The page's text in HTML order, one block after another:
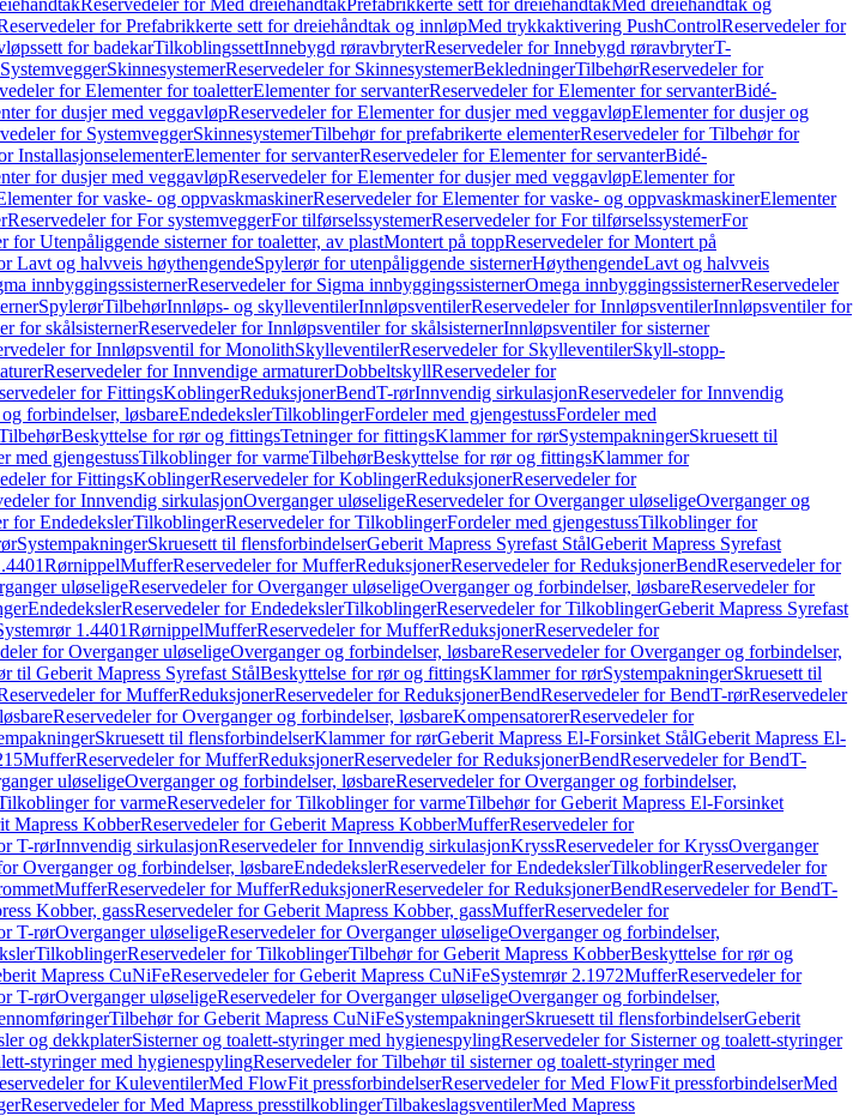
Reservedeler for Med dreiehåndtakPrefabrikkerte sett for dreiehåndtakMed dreiehåndtak og
for Prefabrikkerte sett for dreiehåndtak og innløpMed trykkaktivering PushControlReservedeler for
for badekarTilkoblingssettInnebygd røravbryterReservedeler for Innebygd røravbryterT-
SkinnesystemerReservedeler for SkinnesystemerBekledningerTilbehørReservedeler for
for Elementer for toaletterElementer for servanterReservedeler for Elementer for servanterBidé-
for dusjer med veggavløpReservedeler for Elementer for dusjer med veggavløpElementer for dusjer og
for SystemveggerSkinnesystemerTilbehør for prefabrikerte elementerReservedeler for Tilbehør for
InstallasjonselementerElementer for servanterReservedeler for Elementer for servanterBidé-
for dusjer med veggavløpReservedeler for Elementer for dusjer med veggavløpElementer for
for vaske- og oppvaskmaskinerReservedeler for Elementer for vaske- og oppvaskmaskinerElementer
Reservedeler for For systemveggerFor tilførselssystemerReservedeler for For tilførselssystemerFor
for Utenpåliggende sisterner for toaletter, av plastMontert på toppReservedeler for Montert på
Lavt og halvveis høythengendeSpylerør for utenpåliggende sisternerHøythengendeLavt og halvveis
innbyggingssisternerReservedeler for Sigma innbyggingssisternerOmega innbyggingssisternerReservedeler
SpylerørTilbehørInnløps- og skylleventilerInnløpsventilerReservedeler for InnløpsventilerInnløpsventiler for
for skålsisternerReservedeler for Innløpsventiler for skålsisternerInnløpsventiler for sisterner
for Innløpsventil for MonolithSkylleventilerReservedeler for SkylleventilerSkyll-stopp-
Reservedeler for Innvendige armaturerDobbeltskyllReservedeler for
for FittingsKoblingerReduksjonerBendT-rørInnvendig sirkulasjonReservedeler for Innvendig
forbindelser, løsbareEndedekslerTilkoblingerFordeler med gjengestussFordeler med
Beskyttelse for rør og fittingsTetninger for fittingsKlammer for rørSystempakningerSkruesett til
med gjengestussTilkoblinger for varmeTilbehørBeskyttelse for rør og fittingsKlammer for
for FittingsKoblingerReservedeler for KoblingerReduksjonerReservedeler for
for Innvendig sirkulasjonOverganger uløseligeReservedeler for Overganger uløseligeOverganger og
for EndedekslerTilkoblingerReservedeler for TilkoblingerFordeler med gjengestussTilkoblinger for
SystempakningerSkruesett til flensforbindelserGeberit Mapress Syrefast StålGeberit Mapress Syrefast
RørnippelMufferReservedeler for MufferReduksjonerReservedeler for ReduksjonerBendReservedeler for
uløseligeReservedeler for Overganger uløseligeOverganger og forbindelser, løsbareReservedeler for
EndedekslerReservedeler for EndedekslerTilkoblingerReservedeler for TilkoblingerGeberit Mapress Syrefast
1.4401RørnippelMufferReservedeler for MufferReduksjonerReservedeler for
for Overganger uløseligeOverganger og forbindelser, løsbareReservedeler for Overganger og forbindelser,
til Geberit Mapress Syrefast StålBeskyttelse for rør og fittingsKlammer for rørSystempakningerSkruesett til
for MufferReduksjonerReservedeler for ReduksjonerBendReservedeler for BendT-rørReservedeler
Reservedeler for Overganger og forbindelser, løsbareKompensatorerReservedeler for
Skruesett til flensforbindelserKlammer for rørGeberit Mapress El-Forsinket StålGeberit Mapress El-
MufferReservedeler for MufferReduksjonerReservedeler for ReduksjonerBendReservedeler for BendT-
uløseligeOverganger og forbindelser, løsbareReservedeler for Overganger og forbindelser,
for varmeReservedeler for Tilkoblinger for varmeTilbehør for Geberit Mapress El-Forsinket
Mapress KobberReservedeler for Geberit Mapress KobberMufferReservedeler for
T-rørInnvendig sirkulasjonReservedeler for Innvendig sirkulasjonKryssReservedeler for KryssOverganger
Overganger og forbindelser, løsbareEndedekslerReservedeler for EndedekslerTilkoblingerReservedeler for
MufferReservedeler for MufferReduksjonerReservedeler for ReduksjonerBendReservedeler for BendT-
Kobber, gassReservedeler for Geberit Mapress Kobber, gassMufferReservedeler for
T-rørOverganger uløseligeReservedeler for Overganger uløseligeOverganger og forbindelser,
TilkoblingerReservedeler for TilkoblingerTilbehør for Geberit Mapress KobberBeskyttelse for rør og
Mapress CuNiFeReservedeler for Geberit Mapress CuNiFeSystemrør 2.1972MufferReservedeler for
T-rørOverganger uløseligeReservedeler for Overganger uløseligeOverganger og forbindelser,
Tilbehør for Geberit Mapress CuNiFeSystempakningerSkruesett til flensforbindelserGeberit
og dekkplaterSisterner og toalett-styringer med hygienespylingReservedeler for Sisterner og toalett-styringer
styringer med hygienespylingReservedeler for Tilbehør til sisterner og toalett-styringer med
for KuleventilerMed FlowFit pressforbindelserReservedeler for Med FlowFit pressforbindelserMed
Reservedeler for Med Mapress presstilkoblingerTilbakeslagsventilerMed Mapress